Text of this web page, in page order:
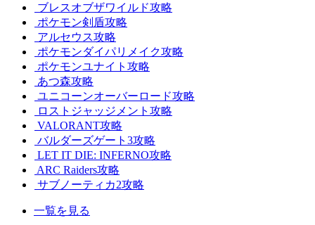
ブレスオブザワイルド攻略
ポケモン剣盾攻略
アルセウス攻略
ポケモンダイパリメイク攻略
ポケモンユナイト攻略
あつ森攻略
ユニコーンオーバーロード攻略
ロストジャッジメント攻略
VALORANT攻略
バルダーズゲート3攻略
LET IT DIE: INFERNO攻略
ARC Raiders攻略
サブノーティカ2攻略
一覧を見る